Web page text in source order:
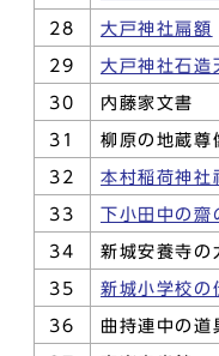
28 大戸神社扁額
29 大戸神社石造
30 内藤家文書
31 柳原の地蔵尊
32 本村稲荷神社
33 下小田中の齋
34 新城安養寺の
35 新城小学校の
36 曲持連中の道